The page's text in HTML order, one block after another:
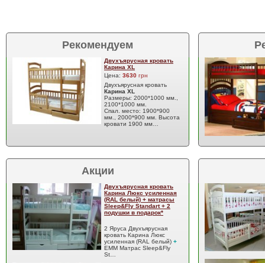
Рекомендуем
Двухъярусная кровать
Карина XL
Цена: 3630 грн
Двухъярусная кровать
Карина XL
Размеры: 2000*1000 мм.,
2100*1000 мм.
Спал. место: 1900*900
мм., 2000*900 мм. Высота
кровати 1900 мм…
Акции
Двухъярусная кровать
Карина Люкс усиленная
(RAL белый) + матрасы
Sleep&Fly Standart + 2
подушки в подарок*
2 Яруса Двухъярусная
кровать Карина Люкс
усиленная (RAL белый) +
EMM Матрас Sleep&Fly
St…